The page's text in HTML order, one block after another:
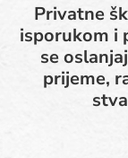
Privatne
isporukom i
se
prijeme,